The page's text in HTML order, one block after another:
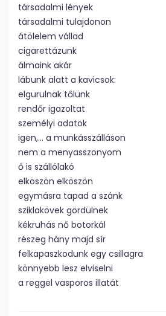
társadalmi lények
társadalmi tulajdonon
átölelem vállad
cigarettázunk
álmaink akár
lábunk alatt a kavicsok:
elgurulnak tőlünk
rendőr igazoltat
személyi adatok
igen,… a munkásszálláson
nem a menyasszonyom
ő is szállólakó
elköszön elköszön
egymásra tapad a szánk
sziklakövek gördülnek
kékruhás nő botorkál
részeg hány majd sír
felkapaszkodunk egy csillagra
könnyebb lesz elviselni
a reggel vasporos illatát